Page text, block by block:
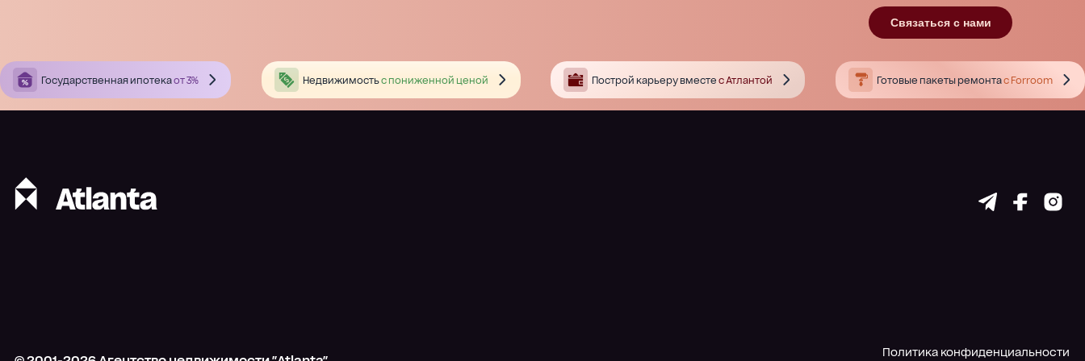
Связаться с нами
Государственная ипотекаот 3% Недвижимостьс пониженной ценой Построй карьеру вместе с Атлантой Готовые пакеты ремонтас Forroom
Политика конфиденциальности